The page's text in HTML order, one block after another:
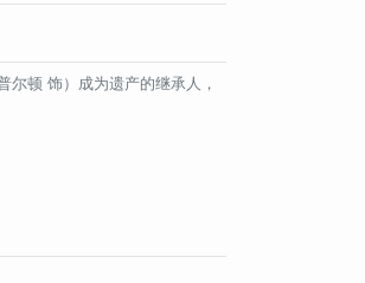
尔顿 饰）成为遗产的继承人，